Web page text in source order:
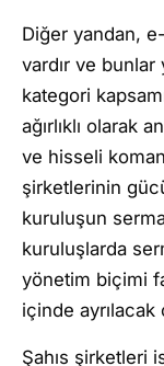
Diğer yandan,
vardır ve bunlar
kategori
ağırlıklı olarak
ve hisseli
şirketlerinin
kuruluşun
kuruluşlarda
yönetim biçimi
içinde
Şahıs şirketleri